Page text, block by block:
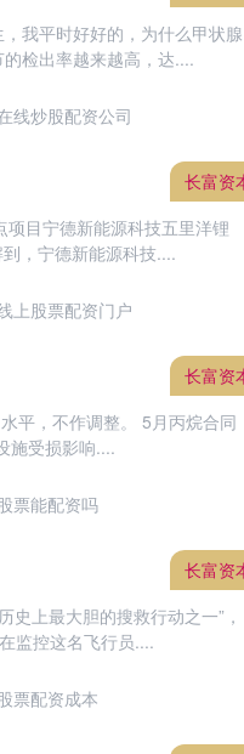
我平时好好的，为什么甲状腺
检出率越来越高，达....
线炒股配资公司
目宁德新能源科技五里洋锂
，宁德新能源科技....
长富资
上股票配资门户
平，不作调整。 5月丙烷合同
施受损影响....
长富资
票能配资吗
上最大胆的搜救行动之一”，
监控这名飞行员....
长富资
票配资成本